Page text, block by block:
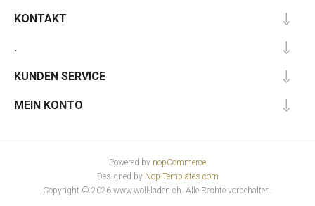
KONTAKT
.
KUNDEN SERVICE
MEIN KONTO
Powered by nopCommerce
Designed by Nop-Templates.com
Copyright © 2026 www.woll-laden.ch. Alle Rechte vorbehalten.